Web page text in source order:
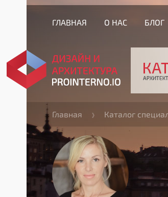
ГЛАВНАЯ О НАС БЛОГ
Главная Каталог